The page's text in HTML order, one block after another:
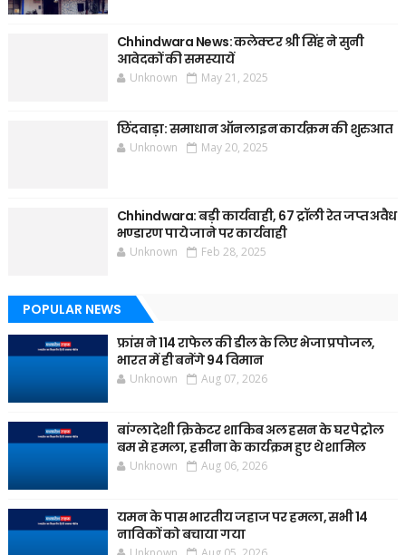
Chhindwara News: कलेक्टर श्री सिंह ने सुनी
आवेदकों की समस्यायें
Unknown May 21, 2025
छिंदवाड़ा: समाधान ऑनलाइन कार्यक्रम की शुरुआत
Unknown May 20, 2025
Chhindwara: बड़ी कार्यवाही, 67 ट्रॉली रेत जप्त अवैध
भण्डारण पाये जाने पर कार्यवाही
Unknown Feb 28, 2025
POPULAR NEWS
फ्रांस ने 114 राफेल की डील के लिए भेजा प्रपोजल,
भारत में ही बनेंगे 94 विमान
Unknown Aug 07, 2026
बांग्लादेशी क्रिकेटर शाकिब अल हसन के घर पेट्रोल
बम से हमला, हसीना के कार्यक्रम हुए थे शामिल
Unknown Aug 06, 2026
यमन के पास भारतीय जहाज पर हमला, सभी 14
नाविकों को बचाया गया